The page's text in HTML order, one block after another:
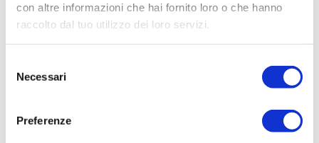
con altre informazioni che hai fornito loro o che hanno
raccolto dal tuo utilizzo dei loro servizi.
delNecessari
Preferenze